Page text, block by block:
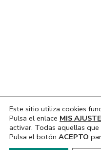
Este sitio utiliza cookies
Pulsa el enlace MIS
activar. Todas aquellas
Pulsa el botón ACEPTO
Hola, ¿En